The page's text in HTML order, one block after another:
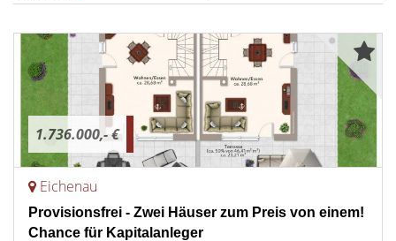
1.736.000,- €
Eichenau
Provisionsfrei - Zwei Häuser zum Preis von einem!
Chance für Kapitalanleger